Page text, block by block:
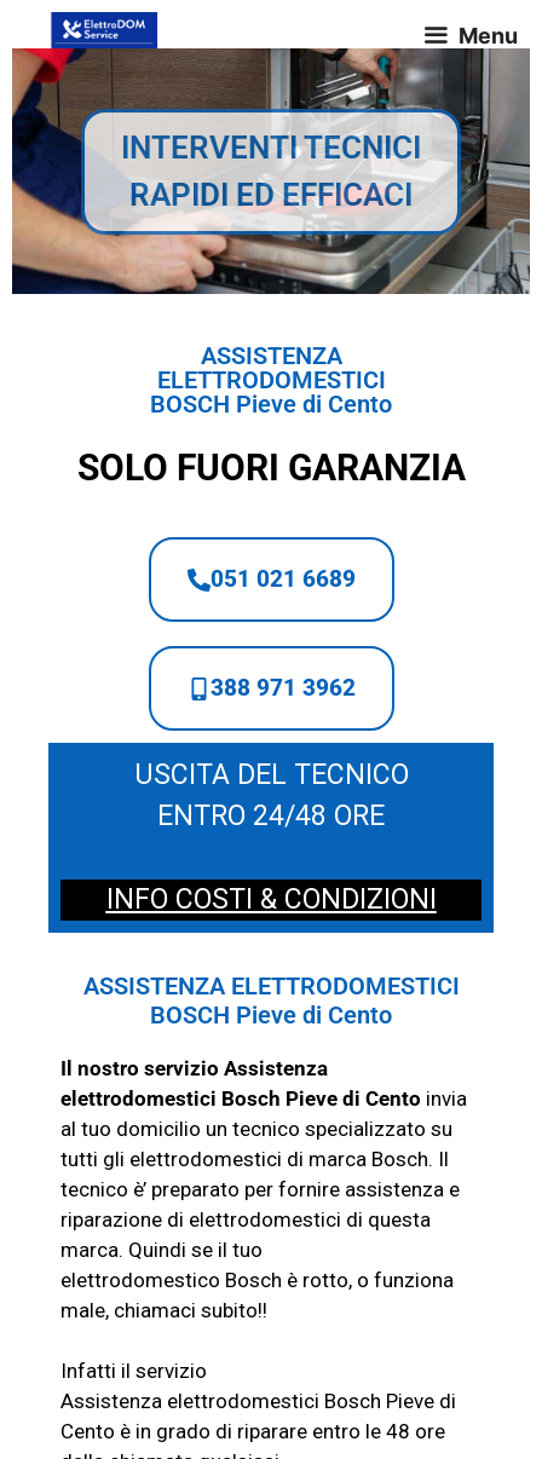
Menu
INTERVENTI TECNICI
RAPIDI ED EFFICACI
ASSISTENZA
ELETTRODOMESTICI
BOSCH Pieve di Cento
SOLO FUORI GARANZIA
051 021 6689
388 971 3962
USCITA DEL TECNICO
ENTRO 24/48 ORE
INFO COSTI & CONDIZIONI
ASSISTENZA ELETTRODOMESTICI
BOSCH Pieve di Cento
Il nostro servizio Assistenza
elettrodomestici Bosch Pieve di Cento invia
al tuo domicilio un tecnico specializzato su
tutti gli elettrodomestici di marca Bosch. Il
tecnico è’ preparato per fornire assistenza e
riparazione di elettrodomestici di questa
marca. Quindi se il tuo
elettrodomestico Bosch è rotto, o funziona
male, chiamaci subito!!
Infatti il servizio
Assistenza elettrodomestici Bosch Pieve di
Cento è in grado di riparare entro le 48 ore